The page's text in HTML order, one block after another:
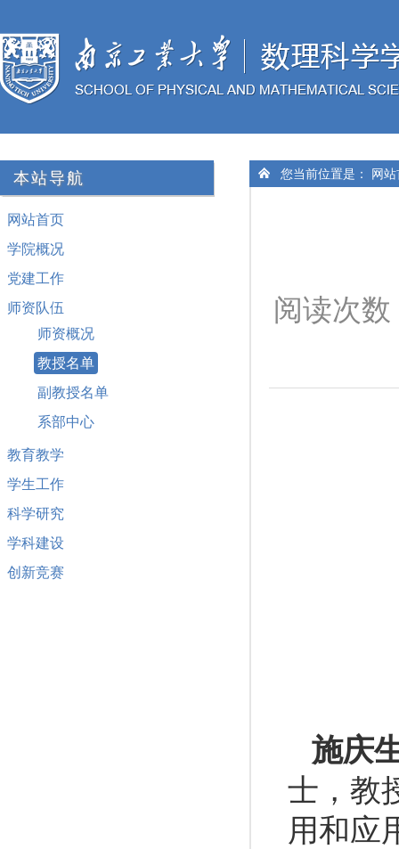
本站导航
网站首页
学院概况
党建工作
师资队伍
师资概况
教授名单
副教授名单
系部中心
教育教学
学生工作
科学研究
学科建设
创新竞赛
您当前位置是： 网
阅读次数
施庆
士，教
用和应